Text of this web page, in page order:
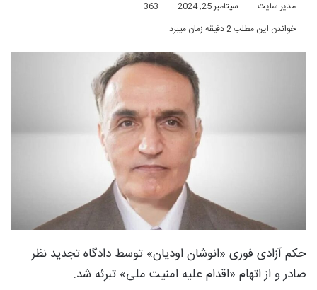
مدیر سایت سپتامبر 25, 2024
363
خواندن این مطلب 2 دقیقه زمان میبرد
حکم آزادی فوری «انوشان اودیان» توسط دادگاه تجدید نظر
صادر و از اتهام «اقدام علیه امنیت ملی» تبرئه شد.